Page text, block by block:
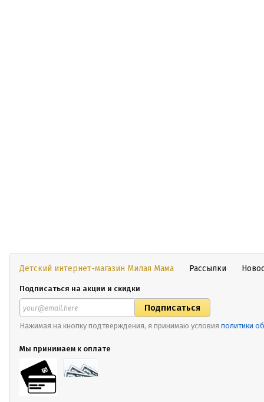
Детский интернет-магазин Милая Мама Рассылки
Подписаться на акции и скидки
Нажимая на кнопку подтверждения, я принимаю условия политики
Мы принимаем к оплате